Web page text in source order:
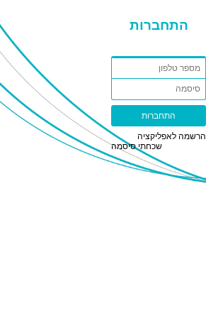
התחברות
הרשמה לאפליקציה
שכחתי סיסמה